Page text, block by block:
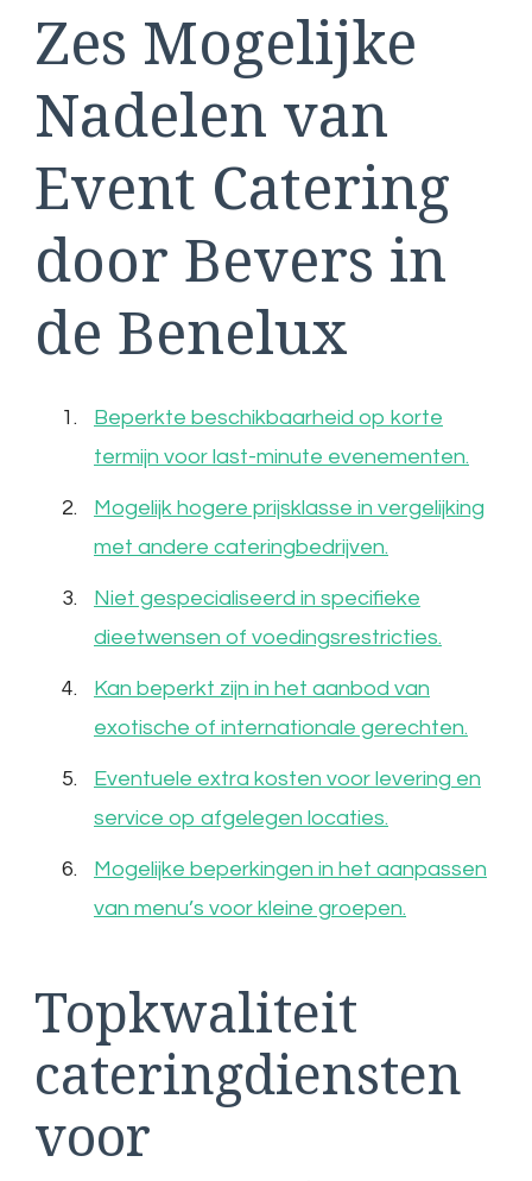
Zes Mogelijke
Nadelen van
Event Catering
door Bevers in
de Benelux
Beperkte beschikbaarheid op korte
termijn voor last-minute evenementen.
Mogelijk hogere prijsklasse in vergelijking
met andere cateringbedrijven.
Niet gespecialiseerd in specifieke
dieetwensen of voedingsrestricties.
Kan beperkt zijn in het aanbod van
exotische of internationale gerechten.
Eventuele extra kosten voor levering en
service op afgelegen locaties.
Mogelijke beperkingen in het aanpassen
van menu’s voor kleine groepen.
Topkwaliteit
cateringdiensten
voor